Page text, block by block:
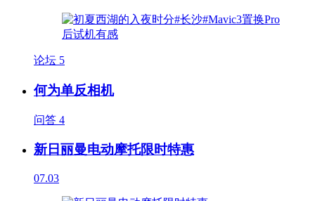
论坛 5
何为单反相机
问答 4
新日丽曼电动摩托限时特惠
07.03